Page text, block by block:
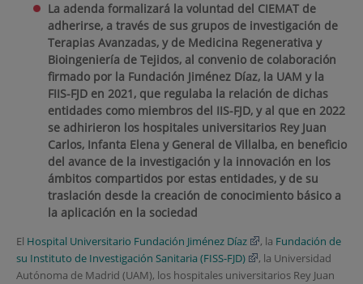
La adenda formalizará la voluntad del CIEMAT de
adherirse, a través de sus grupos de investigación de
Terapias Avanzadas, y de Medicina Regenerativa y
Bioingeniería de Tejidos, al convenio de colaboración
firmado por la Fundación Jiménez Díaz, la UAM y la
FIIS-FJD en 2021, que regulaba la relación de dichas
entidades como miembros del IIS-FJD, y al que en 2022
se adhirieron los hospitales universitarios Rey Juan
Carlos, Infanta Elena y General de Villalba, en beneficio
del avance de la investigación y la innovación en los
ámbitos compartidos por estas entidades, y de su
traslación desde la creación de conocimiento básico a
la aplicación en la sociedad
El Hospital Universitario Fundación Jiménez Díaz , la Fundación de
su Instituto de Investigación Sanitaria (FISS-FJD)
, la Universidad
Autónoma de Madrid (UAM), los hospitales universitarios Rey Juan